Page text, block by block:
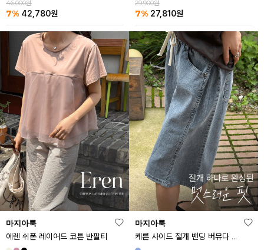
46,000원
7% 42,780원
29,900원
7% 27,810원
마지아룩
에렌 쉬폰 레이어드 코튼 반팔티
마지아룩
케른 사이드 절개 밴딩 버뮤다 데님 반바지